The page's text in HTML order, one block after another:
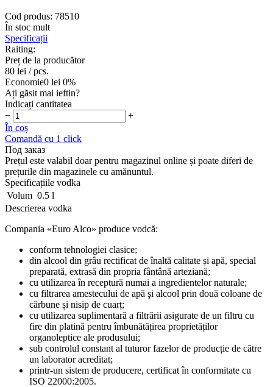
Cod produs: 78510
În stoc mult
Specificații
Raiting:
Preț de la producător
80 lei / pcs.
Economie0 lei 0%
Ați găsit mai ieftin?
Indicați cantitatea
−
+
În coș
Comandă cu 1 click
Под заказ
Prețul este valabil doar pentru magazinul online și poate diferi de
prețurile din magazinele cu amănuntul.
Specificațiile vodka
Volum 0.5 l
Descrierea vodka
Compania «Euro Alco» produce vodcă:
conform tehnologiei clasice;
din alcool din grâu rectificat de înaltă calitate și apă, special
preparată, extrasă din propria fântână arteziană;
cu utilizarea în receptură numai a ingredientelor naturale;
cu filtrarea amestecului de apă şi alcool prin două coloane de
cărbune și nisip de cuarț;
cu utilizarea suplimentară a filtrării asigurate de un filtru cu
fire din platină pentru îmbunătățirea proprietăților
organoleptice ale produsului;
sub controlul constant al tuturor fazelor de producție de către
un laborator acreditat;
printr-un sistem de producere, certificat în conformitate cu
ISO 22000:2005.